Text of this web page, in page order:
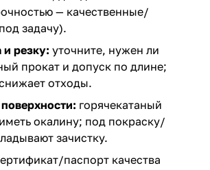
— качественные/
задачу).
резку: уточните, нужен ли
прокат и допуск по длине;
отходы.
горячекатаный
окалину; под покраску/
зачистку.
паспорт качества